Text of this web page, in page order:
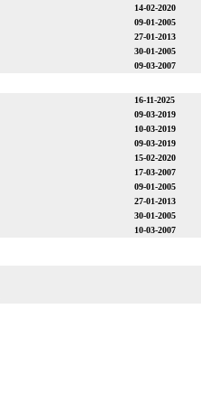
14-02-2020
09-01-2005
27-01-2013
30-01-2005
09-03-2007
16-11-2025
09-03-2019
10-03-2019
09-03-2019
15-02-2020
17-03-2007
09-01-2005
27-01-2013
30-01-2005
10-03-2007